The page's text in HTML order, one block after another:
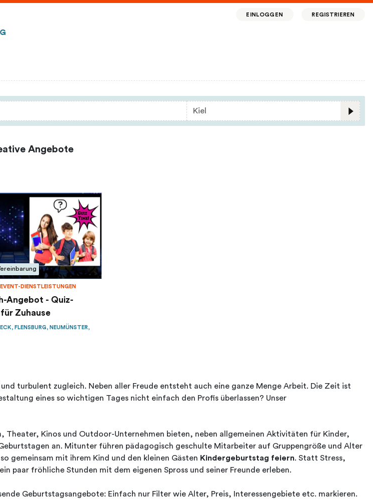
EINLOGGEN REGISTRIEREN
Angebote
DIENSTLEISTUNGEN
Angebot - Quiz-
Zuhause
FLENSBURG, NEUMÜNSTER,
turbulent zugleich. Neben aller Freude entsteht auch eine ganze Menge Arbeit. Die Zeit ist
eines so wichtigen Tages nicht einfach den Profis überlassen? Unser
Theater, Kinos und Outdoor-Unternehmen bieten, neben allgemeinen Aktivitäten für Kinder,
an. Mitunter führen pädagogisch geschulte Mitarbeiter auf Gruppengröße und Alter
gemeinsam mit ihrem Kind und den kleinen Gästen Kindergeburtstag feiern. Statt Stress,
paar fröhliche Stunden mit dem eigenen Spross und seiner Freunde erleben.
Geburtstagsangebote: Einfach nur Filter wie Alter, Preis, Interessengebiete etc. markieren.